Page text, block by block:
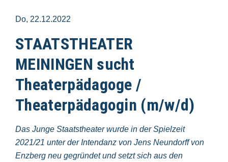
Do, 22.12.2022
STAATSTHEATER
MEININGEN sucht
Theaterpädagoge /
Theaterpädagogin (m/w/d)
Das Junge Staatstheater wurde in der Spielzeit
2021/21 unter der Intendanz von Jens Neundorff von
Enzberg neu gegründet und setzt sich aus den